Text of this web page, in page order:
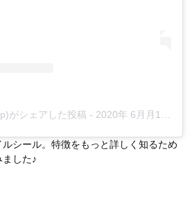
がシェアした投稿 - 2020年 6月月12日午前3時00分PDT
シール。特徴をもっと詳しく知るため
した♪